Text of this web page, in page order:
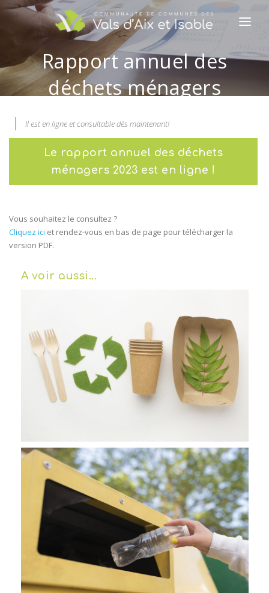
VIE PRATIQUE
ECONOMIE ET HABITAT
TOURISME ET CULTURE
ENVIRONNEMENT
CONTACTEZ-NOUS
FACEBOOK
SUIVEZ-NOUS SUR PANNEAUPOCKET
Rapport annuel des
déchets ménagers
2023
Il est en ligne et consultable dès maintenant!
Le rapport annuel des déchets
ménagers 2023 est en ligne !
Vous souhaitez le consultez ?
Cliquez ici et rendez-vous en bas de page pour télécharger la
version PDF.
A voir aussi...